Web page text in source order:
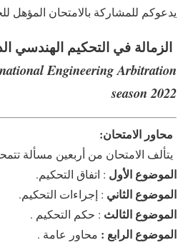
يدعوكم للمشاركة بالامتحان المؤهل
الزمالة في التحكيم الهندسي
Engineering Arbitration
season2022
محاور الامتحان:
يتألف الامتحان من أربعين مسألة
الموضوع الأول : اتفاق التحكيم.
الموضوع الثاني : إجراءات التحكيم.
الموضوع الثالث : حكم التحكيم .
الموضوع الرابع : محاور عامة .